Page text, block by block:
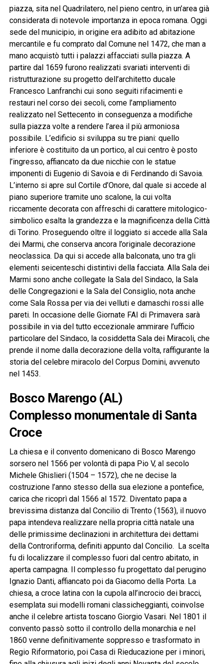
piazza, sita nel Quadrilatero, nel pieno centro, in un’area già
considerata di notevole importanza in epoca romana. Oggi
sede del municipio, in origine era adibito ad abitazione
mercantile e fu comprato dal Comune nel 1472, che man a
mano acquistò tutti i palazzi affacciati sulla piazza. A
partire dal 1659 furono realizzati svariati interventi di
ristrutturazione su progetto dell’architetto ducale
Francesco Lanfranchi cui sono seguiti rifacimenti e
restauri nel corso dei secoli, come l’ampliamento
realizzato nel Settecento in conseguenza a modifiche
sulla piazza volte a rendere l’area il più armoniosa
possibile. L’edificio si sviluppa su tre piani: quello
inferiore è costituito da un portico, al cui centro è posto
l’ingresso, affiancato da due nicchie con le statue
imponenti di Eugenio di Savoia e di Ferdinando di Savoia.
L’interno si apre sul Cortile d’Onore, dal quale si accede al
piano superiore tramite uno scalone, la cui volta
riccamente decorata con affreschi di carattere mitologico-
simbolico esalta la grandezza e la magnificenza della Città
di Torino. Proseguendo oltre il loggiato si accede alla Sala
dei Marmi, che conserva ancora l’originale decorazione
neoclassica. Da qui si accede alla balconata, uno tra gli
elementi seicenteschi distintivi della facciata. Alla Sala dei
Marmi sono anche collegate la Sala del Sindaco, la Sala
delle Congregazioni e la Sala del Consiglio, nota anche
come Sala Rossa per via dei velluti e damaschi rossi alle
pareti. In occasione delle Giornate FAI di Primavera sarà
possibile in via del tutto eccezionale ammirare l’ufficio
particolare del Sindaco, la cosiddetta Sala dei Miracoli, che
prende il nome dalla decorazione della volta, raffigurante la
storia del celebre miracolo del Corpus Domini, avvenuto
nel 1453.
Bosco Marengo (AL)
Complesso monumentale di Santa
Croce
La chiesa e il convento domenicano di Bosco Marengo
sorsero nel 1566 per volontà di papa Pio V, al secolo
Michele Ghislieri (1504 – 1572), che ne decise la
costruzione l’anno stesso della sua elezione a pontefice,
carica che ricoprì dal 1566 al 1572. Diventato papa a
brevissima distanza dal Concilio di Trento (1563), il nuovo
papa intendeva realizzare nella propria città natale una
delle primissime declinazioni in architettura dei dettami
della Controriforma, definiti appunto dal Concilio. La scelta
fu di localizzare il complesso fuori dal centro abitato, in
aperta campagna. Il complesso fu progettato dal perugino
Ignazio Danti, affiancato poi da Giacomo della Porta. La
chiesa, a croce latina con la cupola all’incrocio dei bracci,
esemplata sui modelli romani classicheggianti, coinvolse
anche il celebre artista toscano Giorgio Vasari. Nel 1801 il
convento passò sotto il controllo della monarchia e nel
1860 venne definitivamente soppresso e trasformato in
Regio Riformatorio, poi Casa di Rieducazione per i minori,